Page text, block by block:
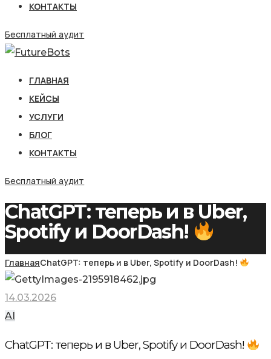
КОНТАКТЫ
Бесплатный аудит
ГЛАВНАЯ
КЕЙСЫ
УСЛУГИ
БЛОГ
КОНТАКТЫ
Бесплатный аудит
ChatGPT: теперь и в Uber,
Spotify и DoorDash!
ГлавнаяChatGPT: теперь и в Uber, Spotify и DoorDash!
14.03.2026
AI
ChatGPT: теперь и в Uber, Spotify и DoorDash!